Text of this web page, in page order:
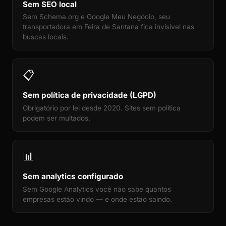
Sem SEO local
Sem Schema.org e Google Meu Negócio, seu
transportadora em Feira de Santana fica invisível nas
buscas locais.
📋
Sem política de privacidade (LGPD)
Obrigatório por lei desde 2020. Sites sem política
podem ser multados.
📊
Sem analytics configurado
Sem Google Analytics você não sabe quantos
empresas estão vindo — e onde estão saindo.